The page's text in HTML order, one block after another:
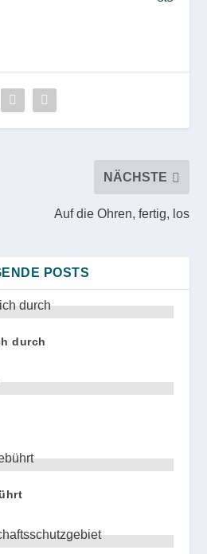
NÄCHSTE
Auf die Ohren, fertig, los
POSTS
durch